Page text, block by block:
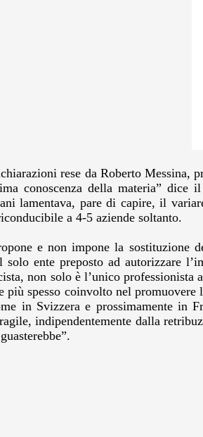
rese da Roberto Messina,
conoscenza della materia” dice il
lamentava, pare di capire, il
a 4-5 aziende soltanto.
e non impone la sostituzione
ente preposto ad autorizzare
non solo è l’unico
più spesso coinvolto nel
in Svizzera e prossimamente in
indipendentemente dalla